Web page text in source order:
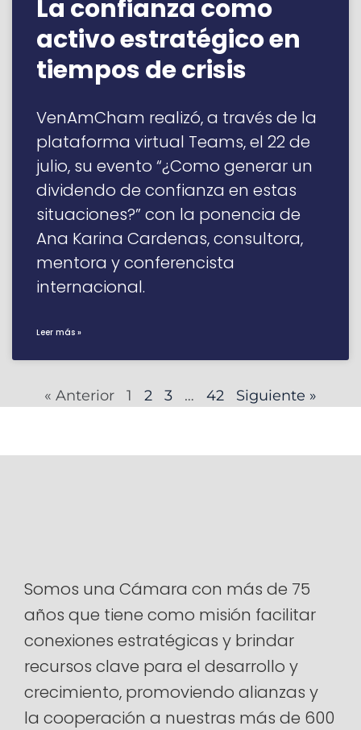
La confianza como
activo estratégico en
tiempos de crisis
VenAmCham realizó, a través de la
plataforma virtual Teams, el 22 de
julio, su evento “¿Como generar un
dividendo de confianza en estas
situaciones?” con la ponencia de
Ana Karina Cardenas, consultora,
mentora y conferencista
internacional.
Leer más »
« Anterior 1 2 3 … 42 Siguiente »
Somos una Cámara con más de 75
años que tiene como misión facilitar
conexiones estratégicas y brindar
recursos clave para el desarrollo y
crecimiento, promoviendo alianzas y
la cooperación a nuestras más de 600